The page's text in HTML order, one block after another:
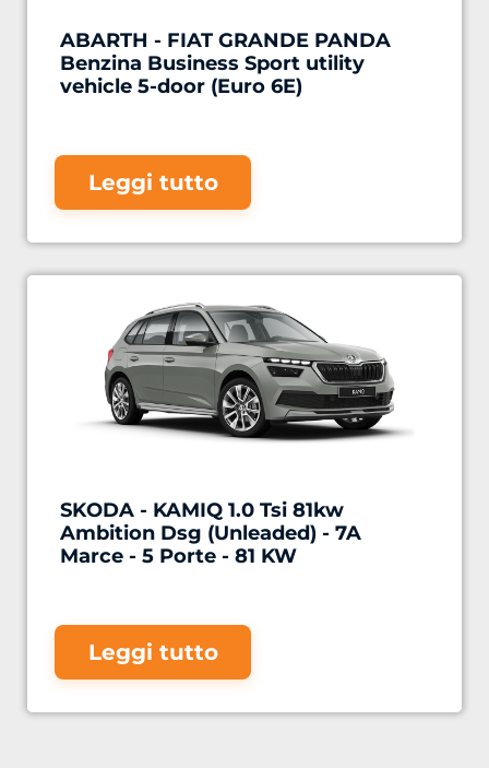
ABARTH - FIAT GRANDE PANDA
Benzina Business Sport utility
vehicle 5-door (Euro 6E)
Leggi tutto
SKODA - KAMIQ 1.0 Tsi 81kw
Ambition Dsg (Unleaded) - 7A
Marce - 5 Porte - 81 KW
Leggi tutto